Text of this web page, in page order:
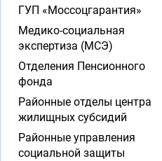
ГУП «Моссоцгарантия»
Медико-социальная
экспертиза (МСЭ)
Отделения Пенсионного
фонда
Районные отделы центра
жилищных субсидий
Районные управления
социальной защиты